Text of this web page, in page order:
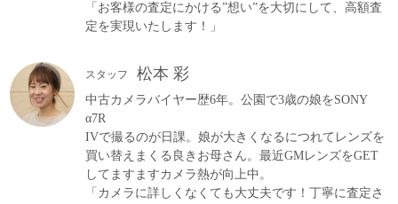
「お客様の査定にかける”想い”を大切にして、高額査
定を実現いたします！」
スタッフ 松本 彩
中古カメラバイヤー歴6年。公園で3歳の娘をSONY
α7R
IVで撮るのが日課。娘が大きくなるにつれてレンズを
買い替えまくる良きお母さん。最近GMレンズをGET
してますますカメラ熱が向上中。
「カメラに詳しくなくても大丈夫です！丁寧に査定さ